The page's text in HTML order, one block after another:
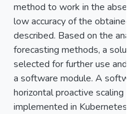
method to work in the
low accuracy of the obtained
described. Based on the
forecasting methods, a
selected for further use and
a software module. A
horizontal proactive scaling
implemented in Kubernetes